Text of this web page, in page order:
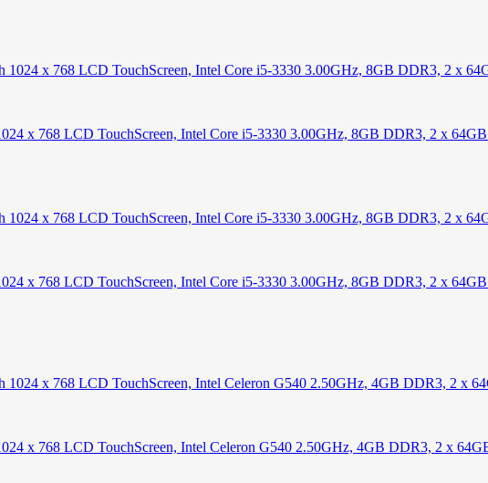
x 768 LCD TouchScreen, Intel Core i5-3330 3.00GHz, 8GB DDR3, 2 x
x 768 LCD TouchScreen, Intel Core i5-3330 3.00GHz, 8GB DDR3, 2 x
x 768 LCD TouchScreen, Intel Celeron G540 2.50GHz, 4GB DDR3, 2 x